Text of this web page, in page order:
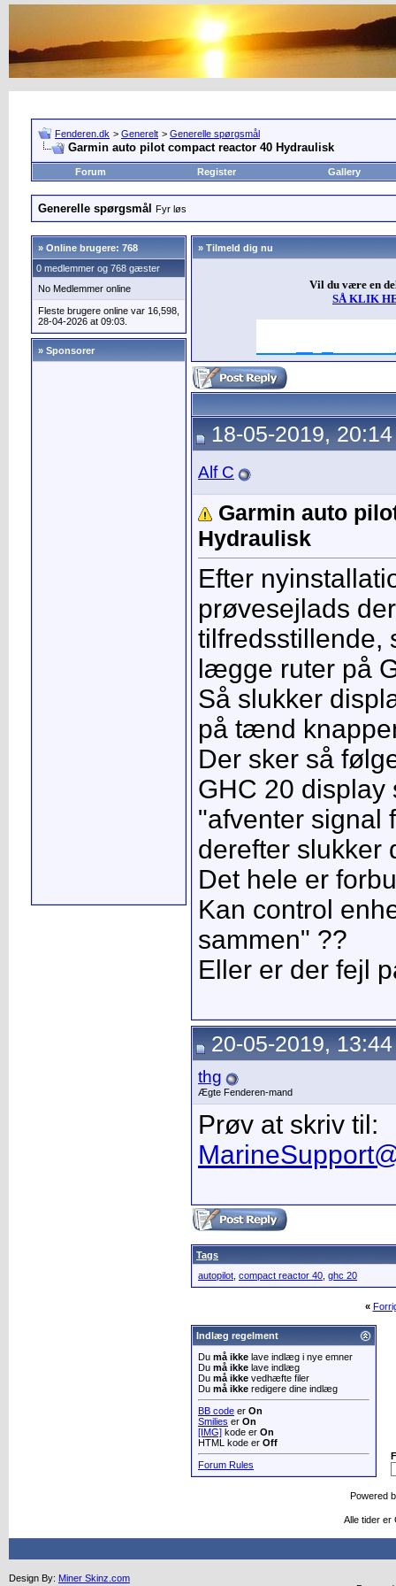
Fenderen.dk > Generelt > Generelle spørgsmål
Garmin auto pilot compact reactor 40 Hydraulisk
Forum Register Gallery
Generelle spørgsmål Fyr løs
» Online brugere: 768
0 medlemmer og 768 gæster
No Medlemmer online
Fleste brugere online var 16,598,
28-04-2026 at 09:03.
» Sponsorer
» Tilmeld dig nu
Vil du være en
SÅ KLIK
18-05-2019, 20:14
Alf C
Garmin auto
Hydraulisk
Efter
prøvesejlads
tilfredsstillende,
lægge ruter på
Så slukker
på tænd
Der sker så
GHC 20 display
"afventer signal
derefter slukker
Det hele er
Kan control
sammen" ??
Eller er der fejl
20-05-2019, 13:44
thg
Ægte Fenderen-mand
Prøv at skriv til:
Tags
autopilot compact reactor 40 ghc 20
«
Indlæg regelment
Du må ikke lave indlæg i nye emner
Du må ikke lave indlæg
Du må ikke vedhæfte filer
Du må ikke redigere dine indlæg
BB code er On
Smilies er On
[IMG] kode er On
HTML kode er Off
Forum Rules
Powered
Alle tider er
Design By: Miner Skinz.com